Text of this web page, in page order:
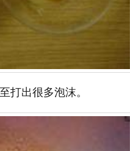
打出很多泡沫。